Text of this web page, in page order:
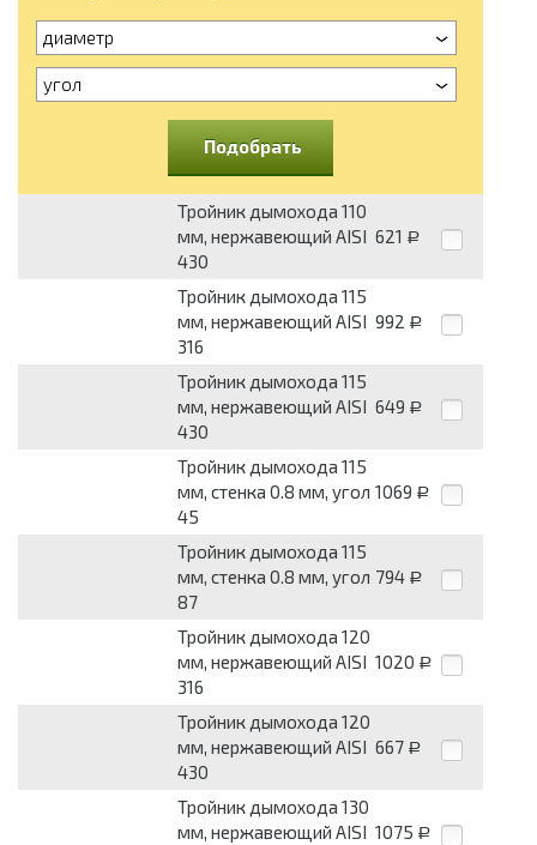
диаметр
угол
Подобрать
Тройник дымохода 110
мм, нержавеющий AISI
430
621 Р
Тройник дымохода 115
мм, нержавеющий AISI
316
992 Р
Тройник дымохода 115
мм, нержавеющий AISI
430
649 Р
Тройник дымохода 115
мм, стенка 0.8 мм, угол
45
1069 Р
Тройник дымохода 115
мм, стенка 0.8 мм, угол
87
794 Р
Тройник дымохода 120
мм, нержавеющий AISI
316
1020 Р
Тройник дымохода 120
мм, нержавеющий AISI
430
667 Р
Тройник дымохода 130
мм, нержавеющий AISI 1075 Р